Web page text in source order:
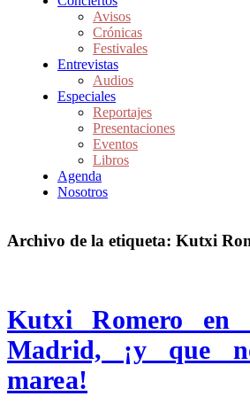
Avisos
Crónicas
Festivales
Entrevistas
Audios
Especiales
Reportajes
Presentaciones
Eventos
Libros
Agenda
Nosotros
Archivo de la etiqueta: Kutxi
Kutxi Romero en
Madrid, ¡y que
marea!